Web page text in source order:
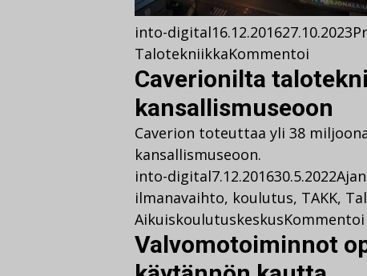
into-digital16.12.201627.10.2023
TalotekniikkaKommentoi
Caverionilta
kansallismuseoon
Caverion toteuttaa yli 38
kansallismuseoon.
into-digital7.12.201630.5.2022
ilmanavaihto, koulutus, TAKK,
AikuiskoulutuskeskusKommentoi
Valvomotoiminnot